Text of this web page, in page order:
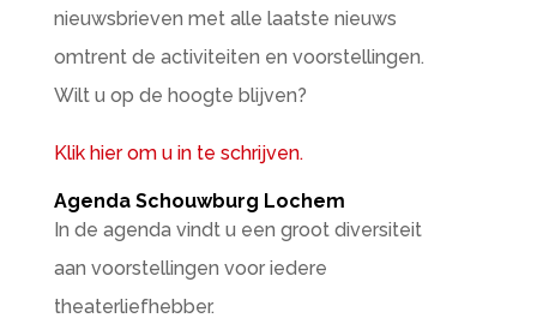
nieuwsbrieven met alle laatste nieuws
omtrent de activiteiten en voorstellingen.
Wilt u op de hoogte blijven?
Klik hier om u in te schrijven.
Agenda Schouwburg Lochem
In de agenda vindt u een groot diversiteit
aan voorstellingen voor iedere
theaterliefhebber.